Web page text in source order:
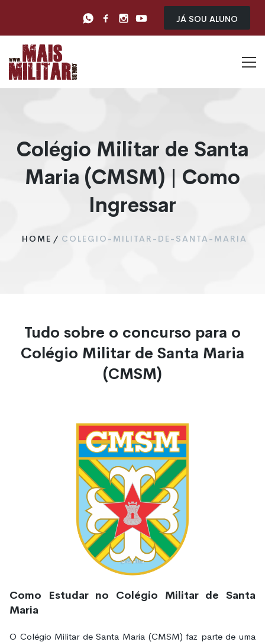
Já sou Aluno
Colégio Militar de Santa
Maria (CMSM) | Como
Ingressar
HOME / COLEGIO-MILITAR-DE-SANTA-MARIA
Tudo sobre o concurso para o
Colégio Militar de Santa Maria
(CMSM)
Como Estudar no Colégio Militar de Santa
Maria
O Colégio Militar de Santa Maria (CMSM) faz parte de uma